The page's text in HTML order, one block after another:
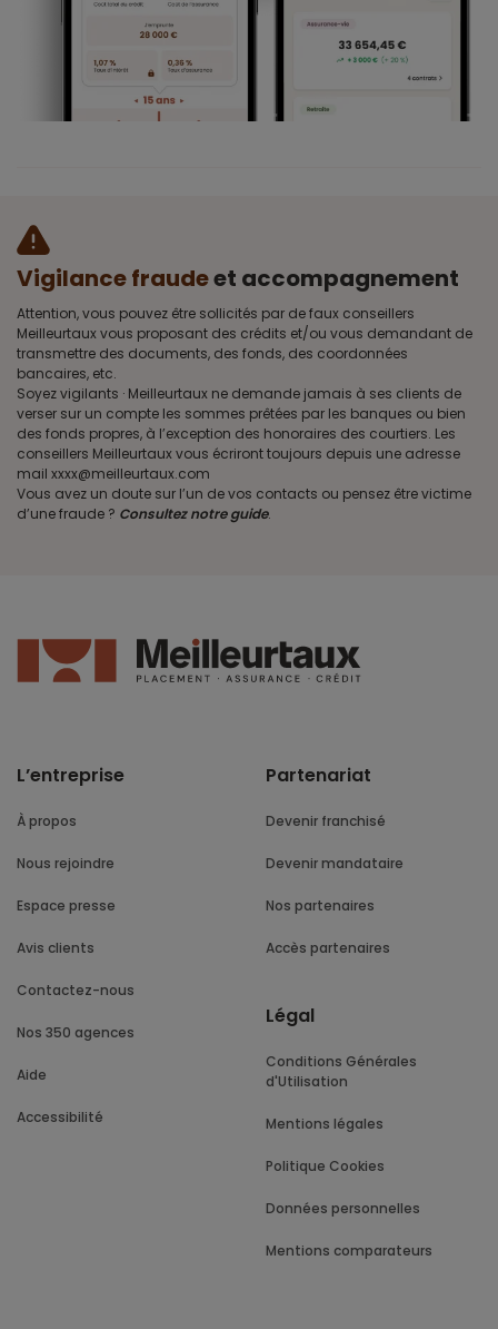
Vigilance fraudeet accompagnement
Attention, vous pouvez être sollicités par de faux conseillers
Meilleurtaux vous proposant des crédits et/ou vous demandant de
transmettre des documents, des fonds, des coordonnées
bancaires, etc.
Soyez vigilants · Meilleurtaux ne demande jamais à ses clients de
verser sur un compte les sommes prêtées par les banques ou bien
des fonds propres, à l’exception des honoraires des courtiers. Les
conseillers Meilleurtaux vous écriront toujours depuis une adresse
mail xxxx@meilleurtaux.com
Vous avez un doute sur l’un de vos contacts ou pensez être victime
d’une fraude ? Consultez notre guide.
L’entreprise
À propos
Nous rejoindre
Espace presse
Avis clients
Contactez-nous
Nos 350 agences
Aide
Accessibilité
Partenariat
Devenir franchisé
Devenir mandataire
Nos partenaires
Accès partenaires
Légal
Conditions Générales
d'Utilisation
Mentions légales
Politique Cookies
Données personnelles
Mentions comparateurs